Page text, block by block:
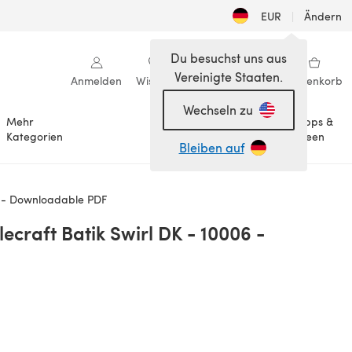
EUR | Ändern
Anmelden Wishlist Meine Bibliothek Warenkorb
Mehr
Kategorien
Anlässe
Tipps &
Ideen
Du besuchst uns aus
Vereinigte Staaten.
Wechseln zu
Bleiben auf
Downloadable PDF
Batik Swirl DK - 10006 -